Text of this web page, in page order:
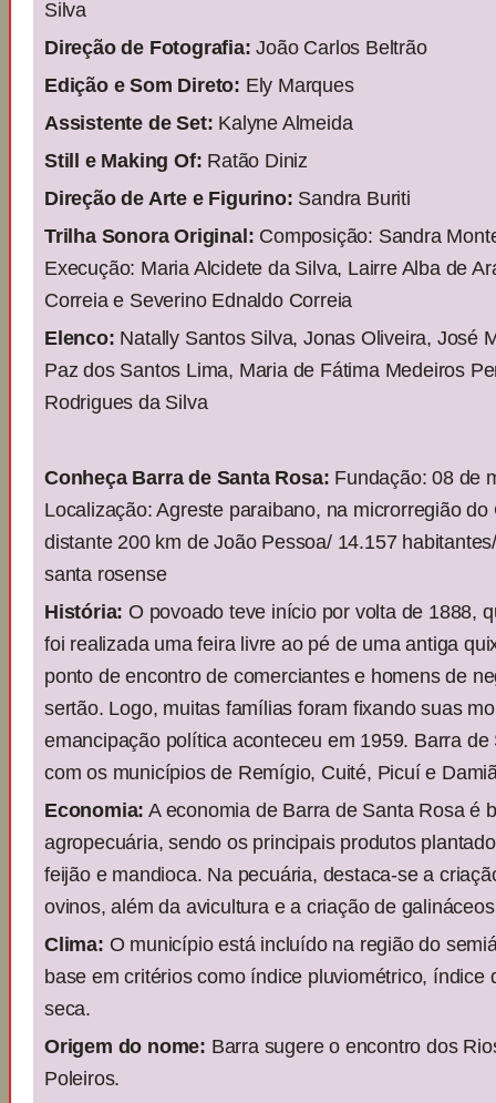
Silva
Direção de Fotografia: João Carlos Beltrão
Edição e Som Direto: Ely Marques
Assistente de Set: Kalyne Almeida
Still e Making Of: Ratão Diniz
Direção de Arte e Figurino: Sandra Buriti
Trilha Sonora Original: Composição: Sandra
Execução: Maria Alcidete da Silva, Lairre Alba de
Correia e Severino Ednaldo Correia
Elenco: Natally Santos Silva, Jonas Oliveira, José
Paz dos Santos Lima, Maria de Fátima Medeiros
Rodrigues da Silva
Conheça Barra de Santa Rosa: Fundação: 08 de
Localização: Agreste paraibano, na microrregião
distante 200 km de João Pessoa/ 14.157
santa rosense
História: O povoado teve início por volta de 1888,
foi realizada uma feira livre ao pé de uma antiga
ponto de encontro de comerciantes e homens de
sertão. Logo, muitas famílias foram fixando suas
emancipação política aconteceu em 1959. Barra
com os municípios de Remígio, Cuité, Picuí e
Economia: A economia de Barra de Santa Rosa é
agropecuária, sendo os principais produtos
feijão e mandioca. Na pecuária, destaca-se a
ovinos, além da avicultura e a criação de
Clima: O município está incluído na região do
base em critérios como índice pluviométrico, índice
seca.
Origem do nome: Barra sugere o encontro dos
Poleiros.